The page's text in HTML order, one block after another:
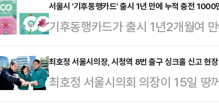
시는 16일 설명자료를 내고 "30년
월부터 조사를 실시 중이며 30년
간 실시할 예정"이라고 말했다.이
서는 내년까지 조사 완료할 계획"
수관로를 지속 정비할 것"이라고
서울 하수관로 총…
서울시 '기후동행카드' 출시 1년 만에 누적 충전 1000
기후동행카드가 출시 1년2개월여
울시 대표 대중교통 정책으로 자리
기후동행카드의 누적 충전 건수가
건)을 넘어섰다고 16일 밝혔다.시
지하철과 버스, 공공자전거 따릉이
최호정 서울시의장, 시청역 8번 출구 싱크홀 신고 현
최호정 서울시의회 의장이 15일 땅
수된 시청역 8번 출구 현장을 긴급